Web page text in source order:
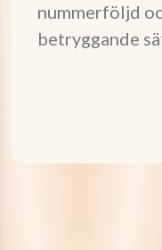
nummerföljd
betryggande